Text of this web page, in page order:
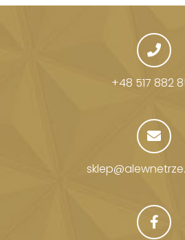
+48 517 882